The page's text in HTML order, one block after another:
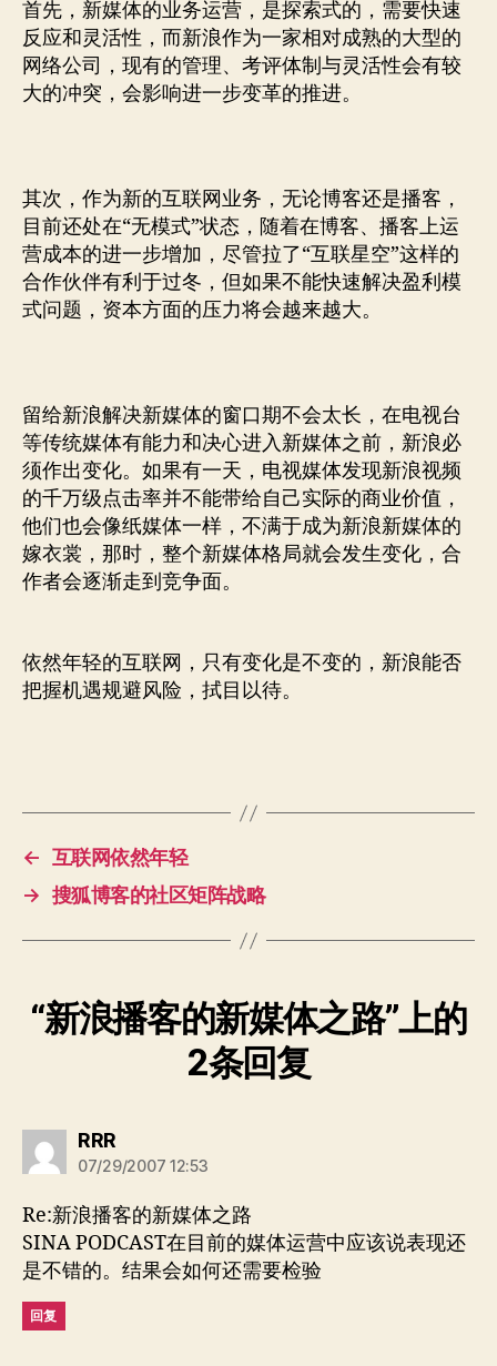
首先，新媒体的业务运营，是探索式的，需要快速
反应和灵活性，而新浪作为一家相对成熟的大型的
网络公司，现有的管理、考评体制与灵活性会有较
大的冲突，会影响进一步变革的推进。
其次，作为新的互联网业务，无论博客还是播客，
目前还处在“无模式”状态，随着在博客、播客上运
营成本的进一步增加，尽管拉了“互联星空”这样的
合作伙伴有利于过冬，但如果不能快速解决盈利模
式问题，资本方面的压力将会越来越大。
留给新浪解决新媒体的窗口期不会太长，在电视台
等传统媒体有能力和决心进入新媒体之前，新浪必
须作出变化。如果有一天，电视媒体发现新浪视频
的千万级点击率并不能带给自己实际的商业价值，
他们也会像纸媒体一样，不满于成为新浪新媒体的
嫁衣裳，那时，整个新媒体格局就会发生变化，合
作者会逐渐走到竞争面。
依然年轻的互联网，只有变化是不变的，新浪能否
把握机遇规避风险，拭目以待。
← 互联网依然年轻
→ 搜狐博客的社区矩阵战略
“新浪播客的新媒体之路”上的
2条回复
RRR说：
07/29/2007 12:53
Re:新浪播客的新媒体之路
SINA PODCAST在目前的媒体运营中应该说表现还
是不错的。结果会如何还需要检验
回复